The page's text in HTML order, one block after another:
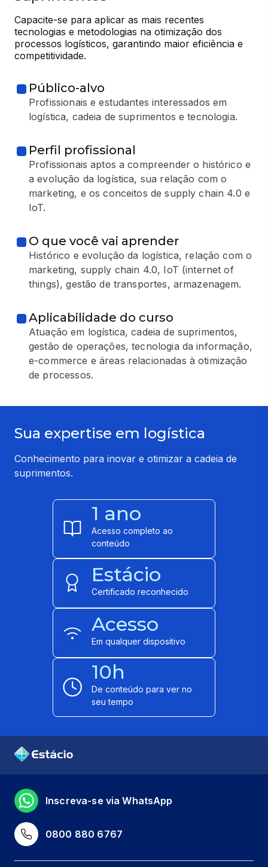
Capacite-se para aplicar as mais recentes
tecnologias e metodologias na otimização dos
processos logísticos, garantindo maior eficiência e
competitividade.
Público-alvo
Profissionais e estudantes interessados em
logística, cadeia de suprimentos e tecnologia.
Perfil profissional
Profissionais aptos a compreender o histórico e
a evolução da logística, sua relação com o
marketing, e os conceitos de supply chain 4.0 e
IoT.
O que você vai aprender
Histórico e evolução da logística, relação com o
marketing, supply chain 4.0, IoT (internet of
things), gestão de transportes, armazenagem.
Aplicabilidade do curso
Atuação em logística, cadeia de suprimentos,
gestão de operações, tecnologia da informação,
e-commerce e áreas relacionadas à otimização
de processos.
Sua expertise em logística
Conhecimento para inovar e otimizar a cadeia de
suprimentos.
1 ano
Acesso completo ao
conteúdo
Estácio
Certificado reconhecido
Acesso
Em qualquer dispositivo
10h
De conteúdo para ver no
seu tempo
0800 880 6767
Inscreva-se via WhatsApp